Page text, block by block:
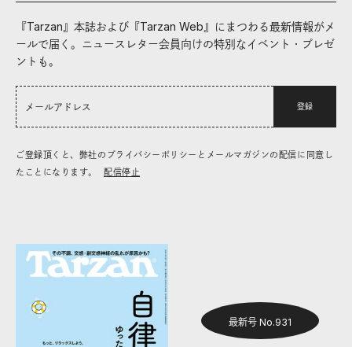
『Tarzan』本誌および『Tarzan Web』にまつわる最新情報がメ
ールで届く。ニュースレター会員向けの特別なイベント・プレゼ
ントも。
登録
ご登録頂くと、弊社のプライバシーポリシーとメールマガジンの配信に同意し
たことになります。
配信停止
最新号 No.931